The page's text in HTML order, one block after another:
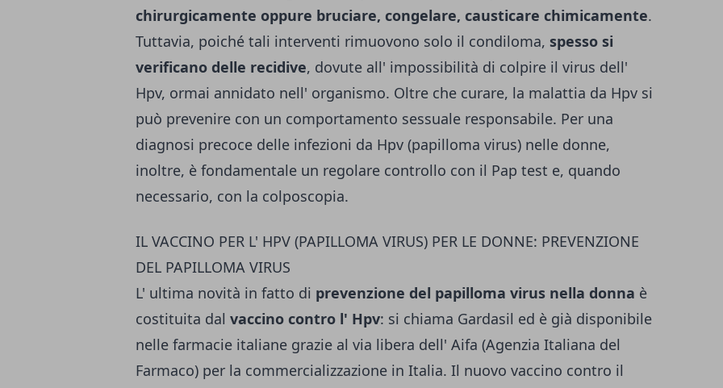
chirurgicamente oppure bruciare, congelare, causticare chimicamente.
Tuttavia, poiché tali interventi rimuovono solo il condiloma, spesso si
verificano delle recidive, dovute all' impossibilità di colpire il virus dell'
Hpv, ormai annidato nell' organismo. Oltre che curare, la malattia da Hpv si
può prevenire con un comportamento sessuale responsabile. Per una
diagnosi precoce delle infezioni da Hpv (papilloma virus) nelle donne,
inoltre, è fondamentale un regolare controllo con il Pap test e, quando
necessario, con la colposcopia.
IL VACCINO PER L' HPV (PAPILLOMA VIRUS) PER LE DONNE: PREVENZIONE
DEL PAPILLOMA VIRUS
L' ultima novità in fatto di prevenzione del papilloma virus nella donna è
costituita dal vaccino contro l' Hpv: si chiama Gardasil ed è già disponibile
nelle farmacie italiane grazie al via libera dell' Aifa (Agenzia Italiana del
Farmaco) per la commercializzazione in Italia. Il nuovo vaccino contro il